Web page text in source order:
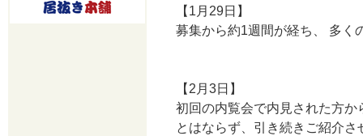
【1月29日】
募集から約1週間が経ち、 多く
【2月3日】
初回の内覧会で内見された方
とはならず、引き続きご紹介